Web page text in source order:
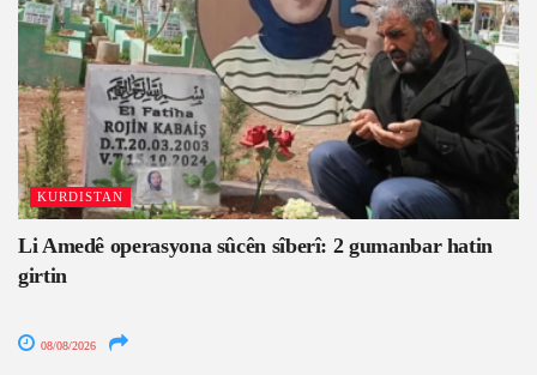
KURDISTAN
Li Amedê operasyona sûcên sîberî: 2 gumanbar hatin
girtin
08/08/2026